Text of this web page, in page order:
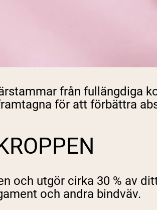
från fullängdiga
för att förbättra
och utgör cirka 30 % av
och andra bindväv.